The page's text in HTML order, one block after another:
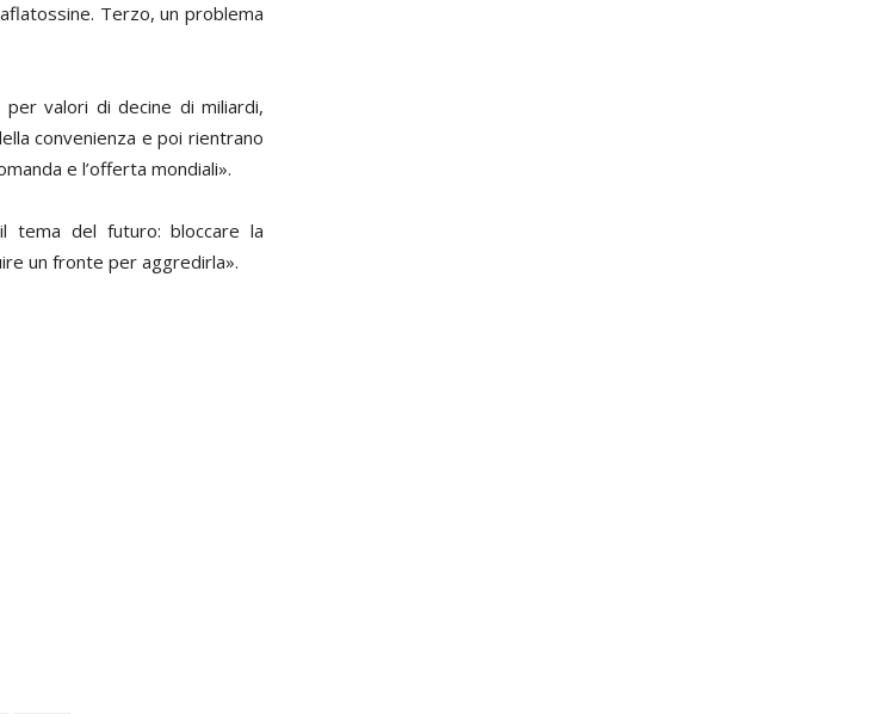
Terzo, un problema
per valori di decine di miliardi,
convenienza e poi rientrano
e l’offerta mondiali».
tema del futuro: bloccare la
un fronte per aggredirla».